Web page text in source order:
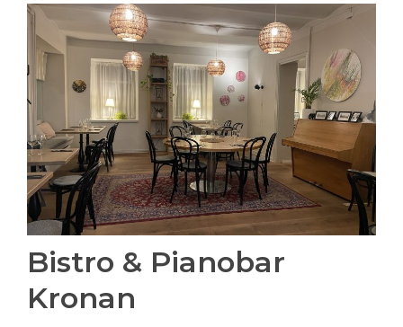
Bistro & Pianobar
Kronan